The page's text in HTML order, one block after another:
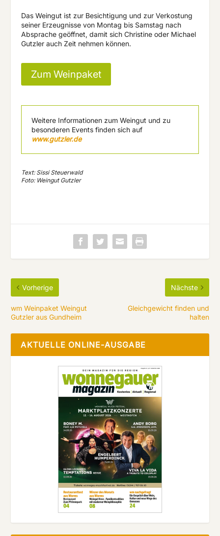
Das Weingut ist zur Besichtigung und zur Verkostung
seiner Erzeugnisse von Montag bis Samstag nach
Absprache geöffnet, damit sich Christine oder Michael
Gutzler auch Zeit nehmen können.
Zum Weinpaket
Weitere Informationen zum Weingut und zu
besonderen Events finden sich auf
www.gutzler.de
Text: Sissi Steuerwald
Foto: Weingut Gutzler
Vorherige
wm Weinpaket Weingut
Gutzler aus Gundheim
Nächste
Gleichgewicht finden und
halten
AKTUELLE ONLINE-AUSGABE